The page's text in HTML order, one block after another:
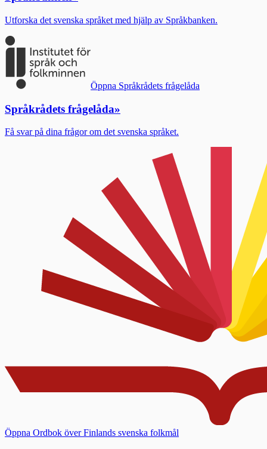
Utforska det svenska språket med hjälp av Språkbanken.
Öppna Språkrådets frågelåda
Språkrådets frågelåda»
Få svar på dina frågor om det svenska språket.
Öppna Ordbok över Finlands svenska folkmål